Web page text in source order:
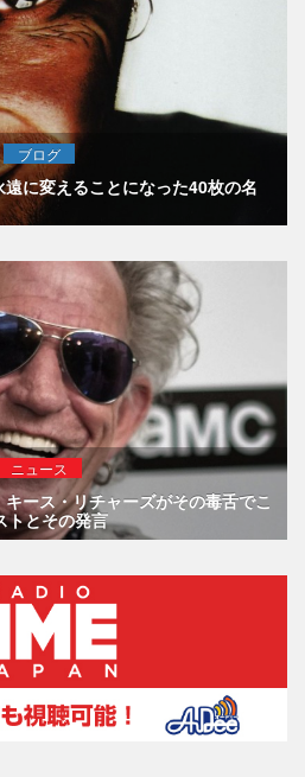
ブログ
に変えることになった40枚の名
ニュース
ース・リチャーズがその毒舌でこ
トとその発言